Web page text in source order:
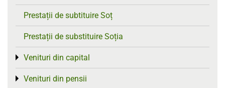
Prestații de subtituire Soț
Prestații de substituire Soția
Venituri din capital
Toggle menu
Venituri din pensii
Toggle menu